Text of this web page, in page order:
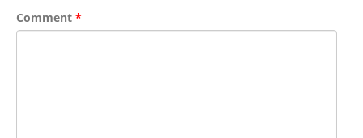
Comment *